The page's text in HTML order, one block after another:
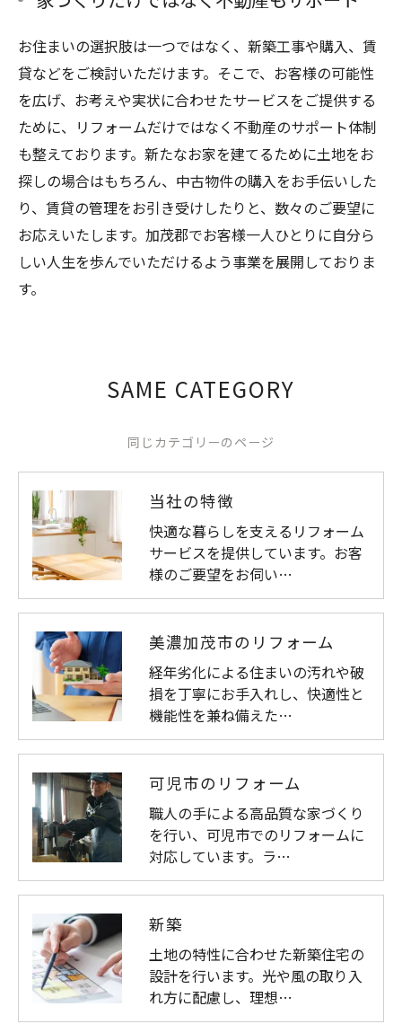
お住まいの選択肢は一つではなく、新築工事や購入、賃
貸などをご検討いただけます。そこで、お客様の可能性
を広げ、お考えや実状に合わせたサービスをご提供する
ために、リフォームだけではなく不動産のサポート体制
も整えております。新たなお家を建てるために土地をお
探しの場合はもちろん、中古物件の購入をお手伝いした
り、賃貸の管理をお引き受けしたりと、数々のご要望に
お応えいたします。加茂郡でお客様一人ひとりに自分ら
しい人生を歩んでいただけるよう事業を展開しておりま
す。
同じカテゴリーのページ
SAME CATEGORY
当社の特徴
快適な暮らしを支えるリフォーム
サービスを提供しています。お客
様のご要望をお伺い…
美濃加茂市のリフォーム
経年劣化による住まいの汚れや破
損を丁寧にお手入れし、快適性と
機能性を兼ね備えた…
可児市のリフォーム
職人の手による高品質な家づくり
を行い、可児市でのリフォームに
対応しています。ラ…
新築
土地の特性に合わせた新築住宅の
設計を行います。光や風の取り入
れ方に配慮し、理想…